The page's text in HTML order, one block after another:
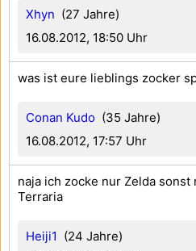
Xhyn (27 Jahre)
16.08.2012, 18:50 Uhr
Conan Kudo (35 Jahre)
16.08.2012, 17:57 Uhr
was ist eure lieblings zocker
Heiji1 (24 Jahre)
naja ich zocke nur Zelda
Terraria